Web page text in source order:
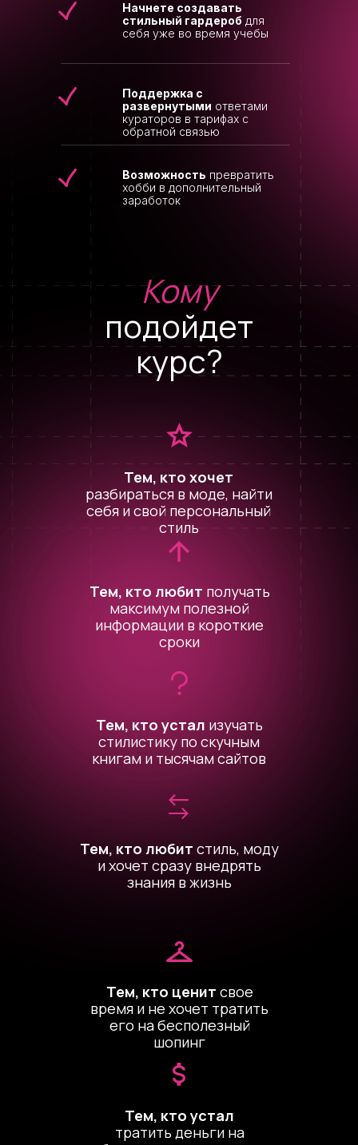
Начнете создавать
стильный гардероб для
себя уже во время учебы
Поддержка с
развернутыми ответами
кураторов в тарифах с
обратной связью
Возможность превратить
хобби в дополнительный
заработок
Тем, кто хочет
разбираться в моде, найти
себя и свой персональный
стиль
Тем, кто любит получать
максимум полезной
информации в короткие
сроки
Тем, кто устал изучать
стилистику по скучным
книгам и тысячам сайтов
Тем, кто любит стиль, моду
и хочет сразу внедрять
знания в жизнь
Тем, кто ценит свое
время и не хочет тратить
его на бесполезный
шопинг
Тем, кто устал
тратить деньги на
Кому
подойдет
курс?